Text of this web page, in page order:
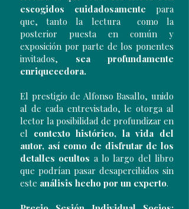
escogidos cuidadosamente para
que, tanto la lectura como la
posterior puesta en común y
exposición por parte de los ponentes
invitados, sea profundamente
enriquecedora.
El prestigio de Alfonso Basallo, unido
al de cada entrevistado, le otorga al
lector la posibilidad de profundizar en
el contexto histórico, la vida del
autor, así como de disfrutar de los
detalles ocultos a lo largo del libro
que podrían pasar desapercibidos sin
este análisis hecho por un experto.